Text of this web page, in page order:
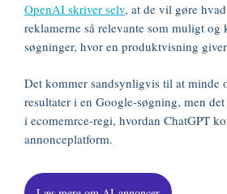
OpenAI skriver selv, at de vil gøre
reklamerne så relevante som muligt og
søgninger, hvor en produktvisning
Det kommer sandsynligvis til at minde
resultater i en Google-søgning, men
i ecomemrce-regi, hvordan ChatGPT
annonceplatform.